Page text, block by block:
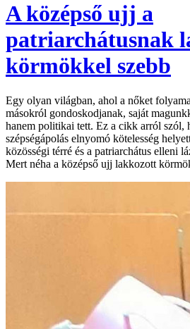
A középső ujj a
patriarchátusnak
körmökkel szebb
Egy olyan világban, ahol a nőket
másokról gondoskodjanak, saját
hanem politikai tett. Ez a cikk arról szól,
szépségápolás elnyomó kötelesség
közösségi térré és a patriarchátus elleni
Mert néha a középső ujj lakkozott